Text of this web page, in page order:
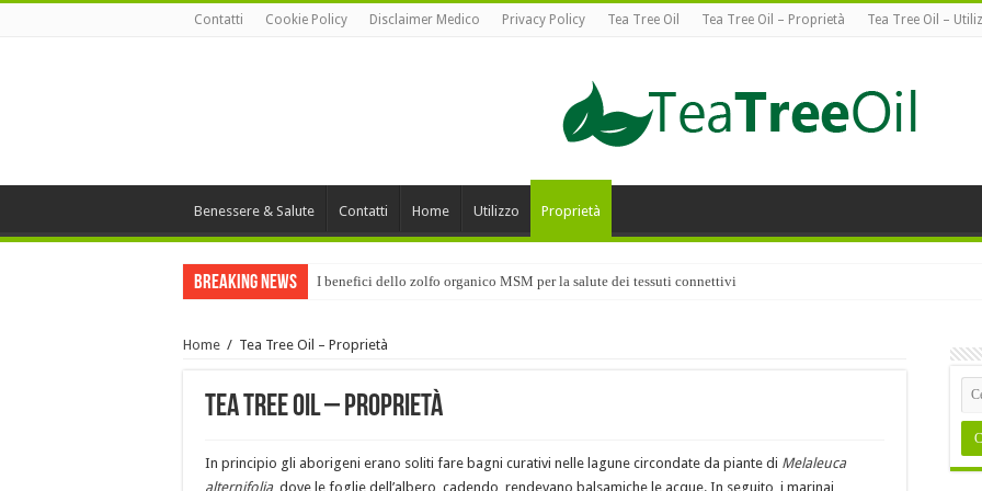
Contatti Cookie Policy Disclaimer Medico Privacy Policy Tea Tree Oil Tea Tree Oil – Proprietà Tea Tree Oil –
Benessere & Salute Contatti Home Utilizzo Proprietà
Breaking News I benefici dello zolfo organico MSM per la salute dei tessuti connettivi
Home / Tea Tree Oil – Proprietà
Tea Tree Oil – Proprietà
In principio gli aborigeni erano soliti fare bagni curativi nelle lagune circondate da piante di Melaleuca
alternifolia , dove le foglie dell’albero, cadendo, rendevano balsamiche le acque. In seguito, i marinai